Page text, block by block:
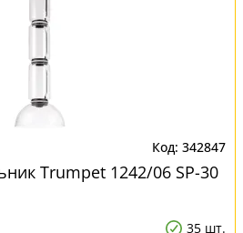
342847
Trumpet 1242/06 SP-30
35 шт.